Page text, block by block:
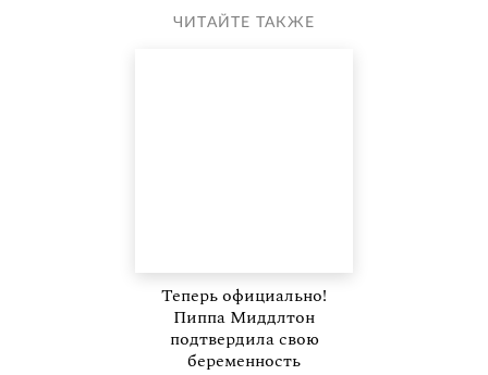
ЧИТАЙТЕ ТАКЖЕ
Теперь официально!
Пиппа Миддлтон
подтвердила свою
беременность